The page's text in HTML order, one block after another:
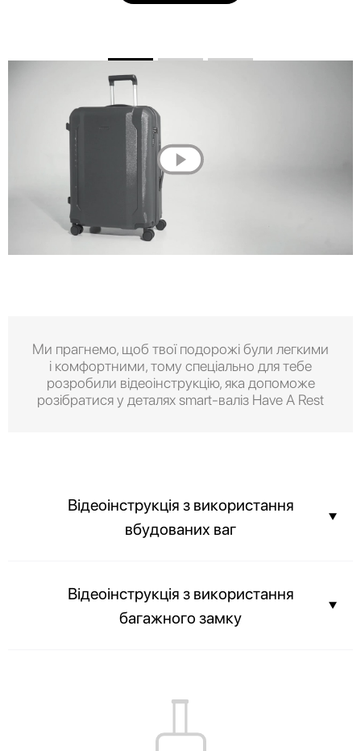
Ми прагнемо, щоб твої подорожі були легкими
і комфортними, тому спеціально для тебе
розробили відеоінструкцію, яка допоможе
розібратися у деталях smart-валіз Have A Rest
Відеоінструкція з використання
вбудованих ваг
не переплачувати за вагу вашого багажу.
Відеоінструкція з використання
багажного замку